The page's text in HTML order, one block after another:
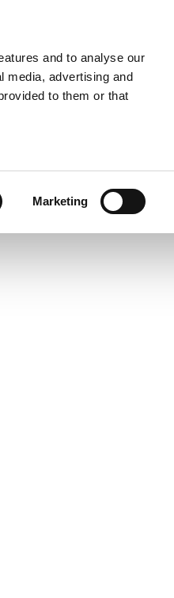
and to analyse our
media, advertising and
to them or that
Marketing